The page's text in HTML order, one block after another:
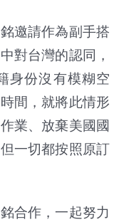
邀請作為副手搭
對台灣的認同，
身份沒有模糊空
間，就將此情形
業、放棄美國國
一切都按照原訂
合作，一起努力